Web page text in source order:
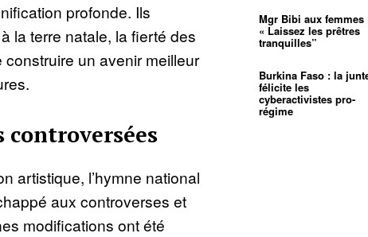
profonde. Ils
la terre natale, la fierté des
un avenir meilleur
controversées
artistique, l’hymne national
aux controverses et
modifications ont été
Mgr Bibi aux femmes
« Laissez les prêtres
tranquilles”
Burkina Faso : la
félicite les
cyberactivistes pro-
régime